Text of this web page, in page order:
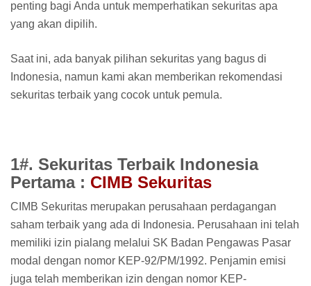
penting bagi Anda untuk memperhatikan sekuritas apa
yang akan dipilih.
Saat ini, ada banyak pilihan sekuritas yang bagus di
Indonesia, namun kami akan memberikan rekomendasi
sekuritas terbaik yang cocok untuk pemula.
1#. Sekuritas Terbaik Indonesia
Pertama : CIMB Sekuritas
CIMB Sekuritas merupakan perusahaan perdagangan
saham terbaik yang ada di Indonesia. Perusahaan ini telah
memiliki izin pialang melalui SK Badan Pengawas Pasar
modal dengan nomor KEP-92/PM/1992. Penjamin emisi
juga telah memberikan izin dengan nomor KEP-